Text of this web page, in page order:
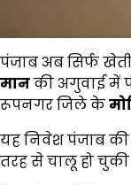
पंजाब अब सिर्फ
मानकी अगुवाई में
रूपनगर जिले के
यह निवेश पंजाब
तरह से चालू हो